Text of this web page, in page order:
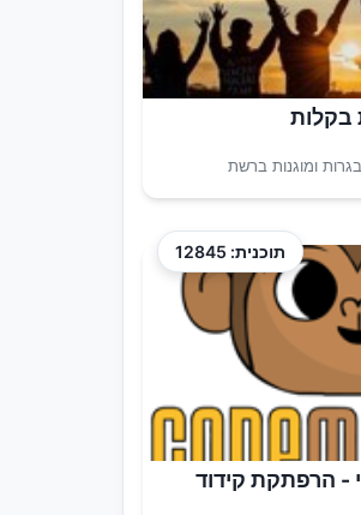
בקלות
ומוגנות ברשת
תוכנית: 12845
- הרפתקת קידוד